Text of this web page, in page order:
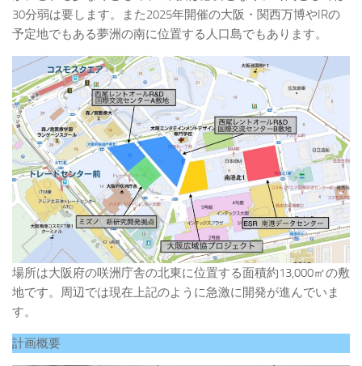
30分弱は要します。また2025年開催の大阪・関西万博やIRの
予定地でもある夢洲の南に位置する人口島でもあります。
場所は大阪府の咲洲庁舎の北東に位置する面積約13,000㎡の敷
地です。周辺では現在上記のように急激に開発が進んでいま
す。
計画概要